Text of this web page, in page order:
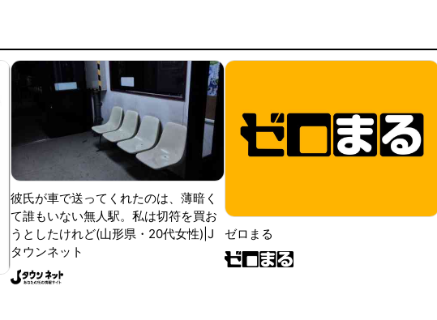
彼氏が車で送ってくれたのは、薄暗く
て誰もいない無人駅。私は切符を買お
うとしたけれど(山形県・20代女性)|J
タウンネット
ゼロまる